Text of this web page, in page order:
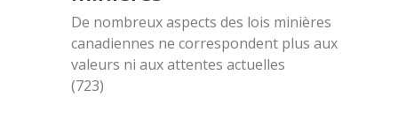
De nombreux aspects des lois minières
canadiennes ne correspondent plus aux
valeurs ni aux attentes actuelles
(723)